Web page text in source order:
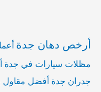
أرخص دهان جدة
مظلات سيارات في جدة
جدران جدة أفضل مقاول